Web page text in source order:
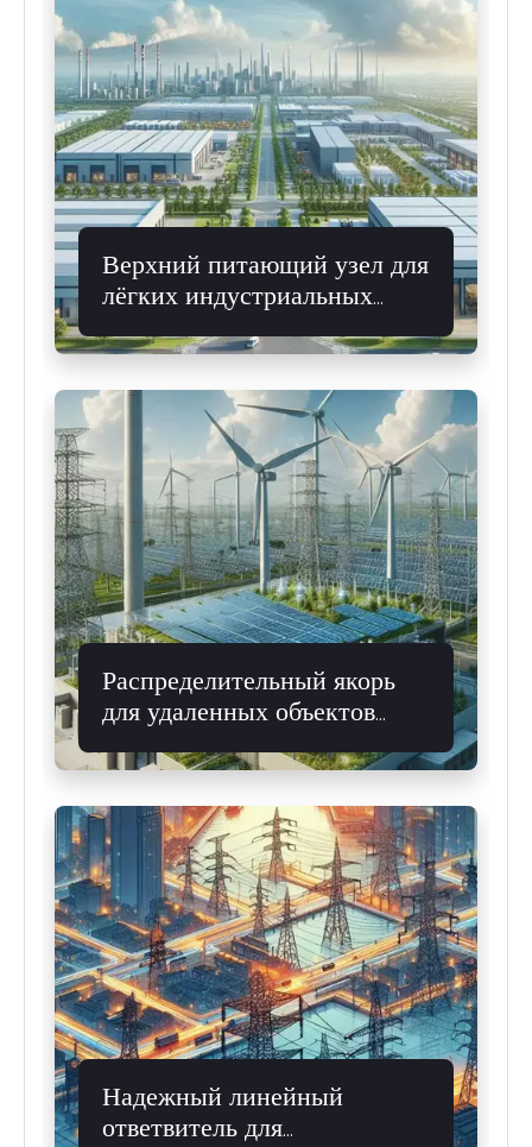
Верхний питающий узел для
лёгких индустриальных
Распределительный якорь
для удаленных объектов
водопроводных насосов
Надежный линейный
ответвитель для